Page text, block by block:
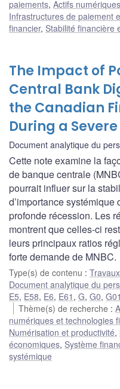
paiements, Actifs
Infrastructures de paiement
financier, Stabilité financière
The Impact of
Central Bank
the Canadian
During a
Document analytique du
Cette note examine la
de banque centrale
pourrait influer sur la
d’importance
profonde récession. Les
montrent que celles-ci
leurs principaux ratios
forte demande de MNBC.
Type(s) de contenu :
Document analytique du
E5, E58, E6, E61 , G, G0, G01
Thème(s) de recherche :
numériques et technologies
Numérisation et productivité,
économiques, Système
systémique